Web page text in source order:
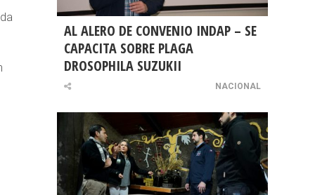
AL ALERO DE CONVENIO INDAP – SE
CAPACITA SOBRE PLAGA
DROSOPHILA SUZUKII
NACIONAL